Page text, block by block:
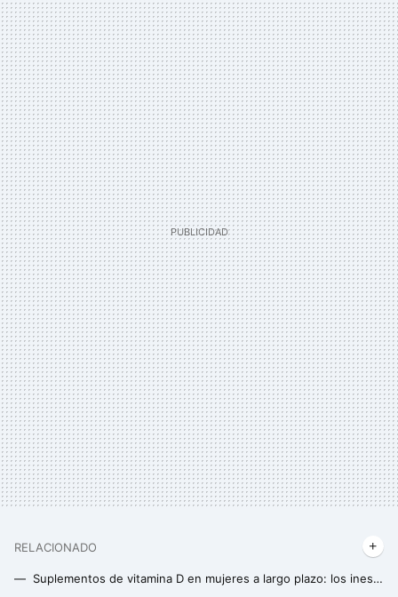
RELACIONADO
Suplementos de vitamina D en mujeres a largo plazo: los inesperados efectos arrojados por un estudio